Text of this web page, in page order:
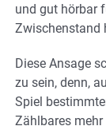
und gut hörbar
Zwischenstand
Diese Ansage
zu sein, denn,
Spiel
Zählbares